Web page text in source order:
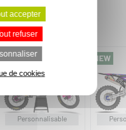
aussi :
NEW
Personnalisable
NEW
accepter
refuser
de cookies